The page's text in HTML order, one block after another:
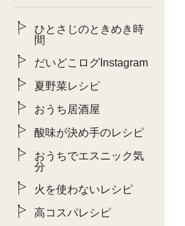
ひとさじのときめき時
間
だいどこログInstagram
夏野菜レシピ
おうち居酒屋
酸味が決め手のレシピ
おうちでエスニック気
分
火を使わないレシピ
高コスパレシピ